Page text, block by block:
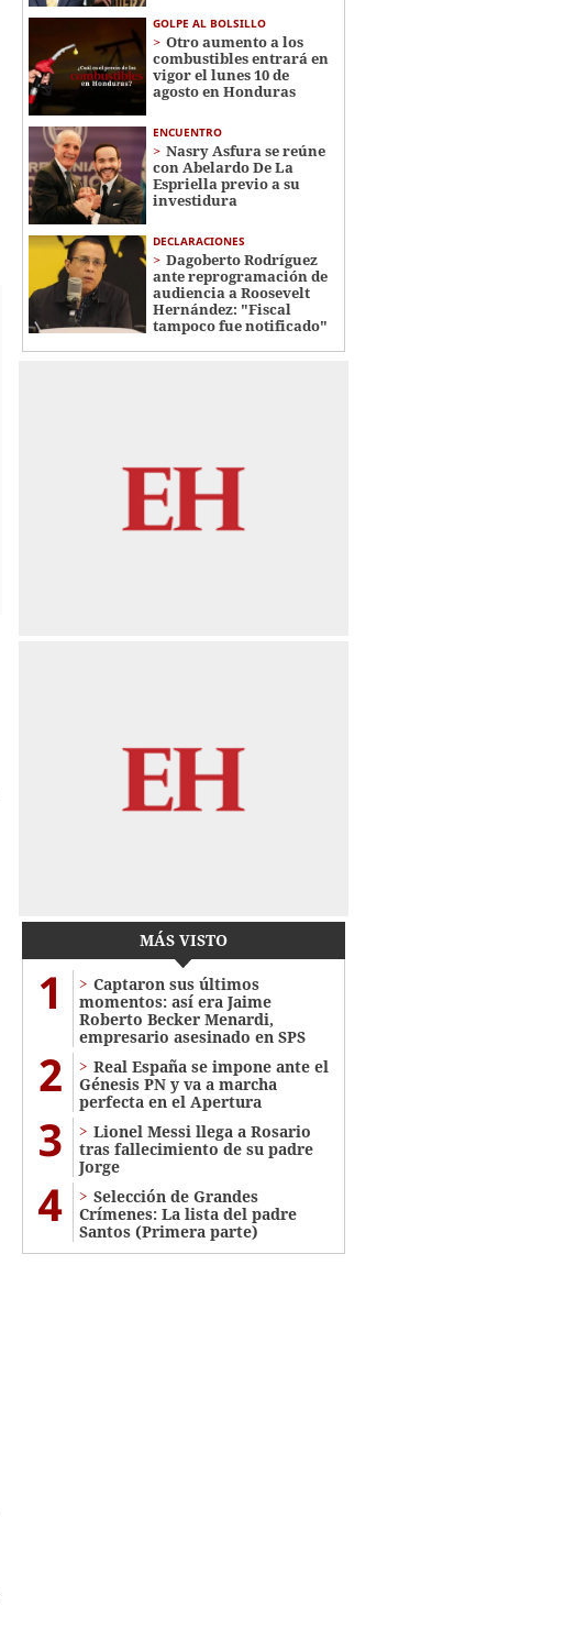
GOLPE AL BOLSILLO
Otro aumento a los
combustibles entrará en
vigor el lunes 10 de
agosto en Honduras
ENCUENTRO
Nasry Asfura se reúne
con Abelardo De La
Espriella previo a su
investidura
DECLARACIONES
Dagoberto Rodríguez
ante reprogramación de
audiencia a Roosevelt
Hernández: "Fiscal
tampoco fue notificado"
MÁS VISTO
1
Captaron sus últimos
momentos: así era Jaime
Roberto Becker Menardi​​​,
empresario asesinado en SPS
2
Real España se impone ante el
Génesis PN y va a marcha
perfecta en el Apertura
3
Lionel Messi llega a Rosario
tras fallecimiento de su padre
Jorge
4
Selección de Grandes
Crímenes: La lista del padre
Santos (Primera parte)